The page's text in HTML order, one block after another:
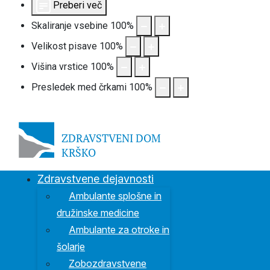
Preberi več
Skaliranje vsebine 100%
Velikost pisave 100%
Višina vrstice 100%
Presledek med črkami 100%
Zdravstvene dejavnosti
Ambulante splošne in
družinske medicine
Ambulante za otroke in
šolarje
Zobozdravstvene